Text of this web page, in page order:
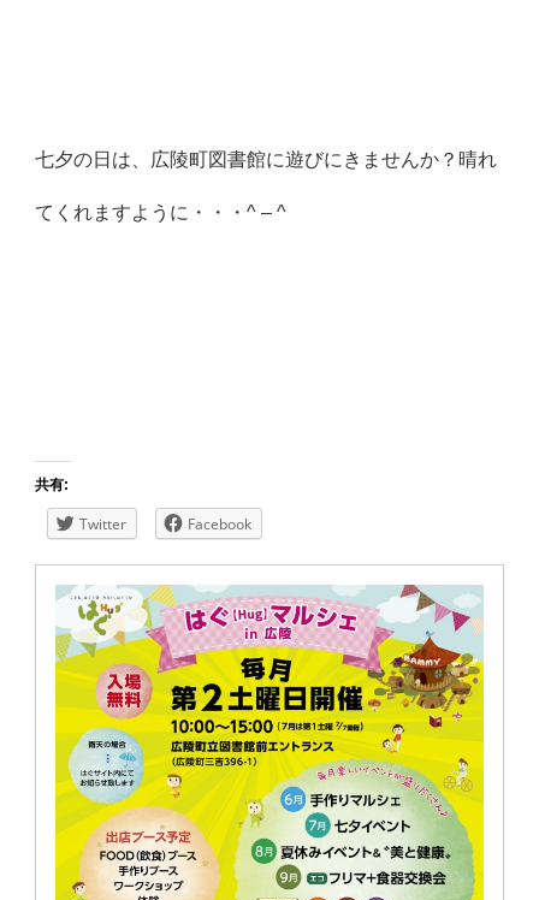
七夕の日は、広陵町図書館に遊びにきませんか？晴れ
てくれますように・・・^ – ^
共有:
Twitter Facebook